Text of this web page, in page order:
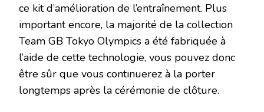
ce kit d’amélioration de l’entraînement. Plus
important encore, la majorité de la collection
Team GB Tokyo Olympics a été fabriquée à
l’aide de cette technologie, vous pouvez donc
être sûr que vous continuerez à la porter
longtemps après la cérémonie de clôture.